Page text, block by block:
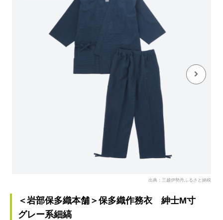
出典：三越伊勢丹ふるさと納税
＜岩部保多織本舗＞保多織作務衣 紳士M寸
グレー系細縞